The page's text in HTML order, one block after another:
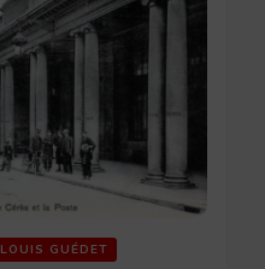
LOUIS GUÉDET